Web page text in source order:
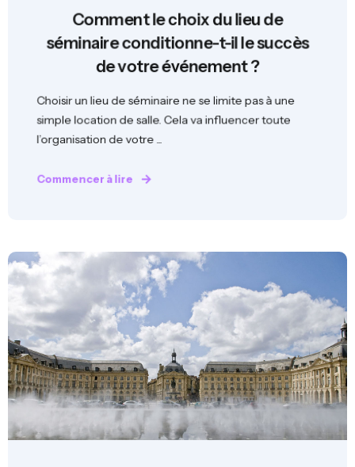
Comment le choix du lieu de
séminaire conditionne-t-il le succès
de votre événement ?
Choisir un lieu de séminaire ne se limite pas à une
simple location de salle. Cela va influencer toute
l’organisation de votre ...
Commencer à lire